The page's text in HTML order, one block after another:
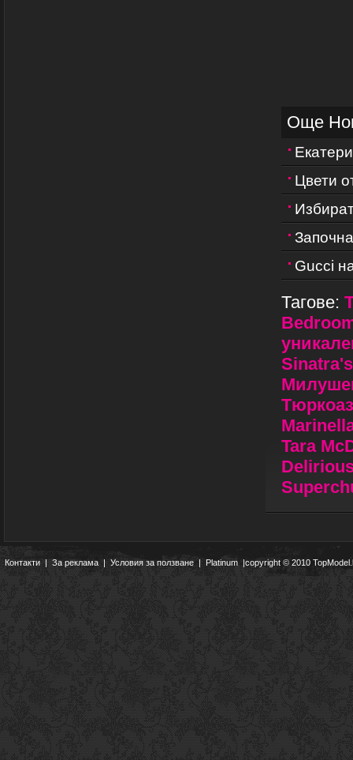
Още
Цвети
Gucci
Тагове:
Tara
Контакти|За реклама | Условия за ползване | Platinum |copyright © 2010